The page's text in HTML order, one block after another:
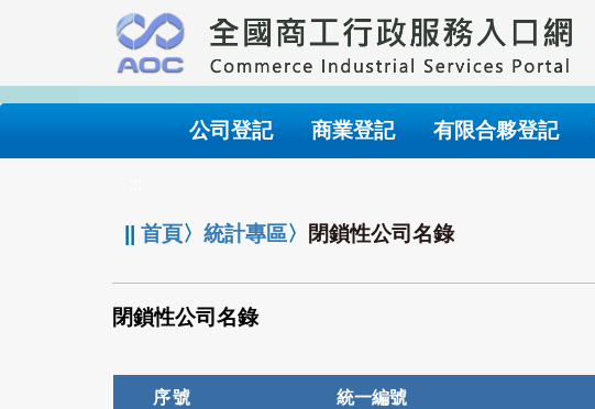
要
內
公司登記 商業登記 有限合夥登記
||首頁〉統計專區〉 閉鎖性公司名錄
閉鎖性公司名錄
序號 統一編號